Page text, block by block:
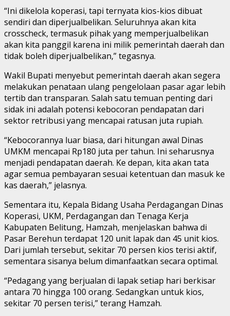
“Ini dikelola koperasi, tapi ternyata kios-kios dibuat
sendiri dan diperjualbelikan. Seluruhnya akan kita
crosscheck, termasuk pihak yang memperjualbelikan
akan kita panggil karena ini milik pemerintah daerah dan
tidak boleh diperjualbelikan,” tegasnya.
Wakil Bupati menyebut pemerintah daerah akan segera
melakukan penataan ulang pengelolaan pasar agar lebih
tertib dan transparan. Salah satu temuan penting dari
sidak ini adalah potensi kebocoran pendapatan dari
sektor retribusi yang mencapai ratusan juta rupiah.
“Kebocorannya luar biasa, dari hitungan awal Dinas
UMKM mencapai Rp180 juta per tahun. Ini seharusnya
menjadi pendapatan daerah. Ke depan, kita akan tata
agar semua pembayaran sesuai ketentuan dan masuk ke
kas daerah,” jelasnya.
Sementara itu, Kepala Bidang Usaha Perdagangan Dinas
Koperasi, UKM, Perdagangan dan Tenaga Kerja
Kabupaten Belitung, Hamzah, menjelaskan bahwa di
Pasar Berehun terdapat 120 unit lapak dan 45 unit kios.
Dari jumlah tersebut, sekitar 70 persen kios terisi aktif,
sementara sisanya belum dimanfaatkan secara optimal.
“Pedagang yang berjualan di lapak setiap hari berkisar
antara 70 hingga 100 orang. Sedangkan untuk kios,
sekitar 70 persen terisi,” terang Hamzah.